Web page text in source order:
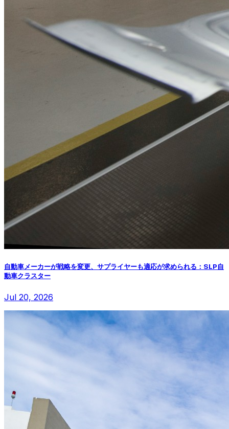
自動車メーカーが戦略を変更、サプライヤーも適応が求められる：SLP自
動車クラスター
Jul 20, 2026